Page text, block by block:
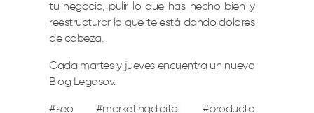
tu negocio, pulir lo que has hecho bien y
reestructurar lo que te está dando dolores
de cabeza.
Cada martes y jueves encuentra un nuevo
Blog Legasov.
#seo #marketingdigital #producto